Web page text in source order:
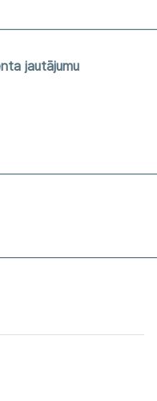
jautājumu